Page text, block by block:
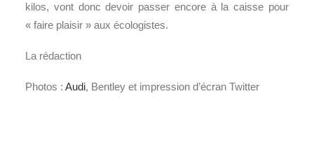
kilos, vont donc devoir passer encore à la caisse pour
« faire plaisir » aux écologistes.
La rédaction
Photos : Audi, Bentley et impression d’écran Twitter